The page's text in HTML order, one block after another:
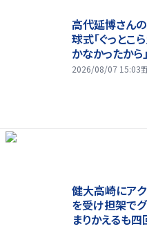
高代延博さん
球式「ぐっとこ
かなかったか
校・法大が対戦
2026/08/07 15:03
健大高崎にア
を受け担架で
まりかえるも